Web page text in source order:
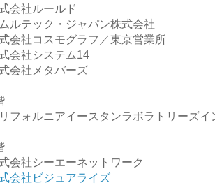
会社ルールド
ルテック・ジャパン株式会社
会社コスモグラフ／東京営業所
会社システム14
会社メタバーズ
フォルニアイースタンラボラトリーズ
会社シーエーネットワーク
会社ビジュアライズ